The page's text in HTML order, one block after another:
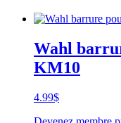
Wahl
KM10
4.99$